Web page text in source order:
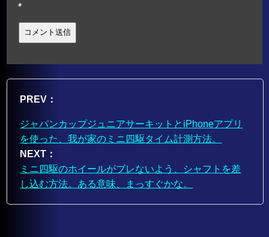
*
PREV：
ジャパンカップジュニアサーキットとiPhoneアプリ
を使った、我が家のミニ四駆タイム計測方法。
NEXT：
ミニ四駆のホイールがブレないよう、シャフトを差
し込む方法。ある意味、まっすぐかな。